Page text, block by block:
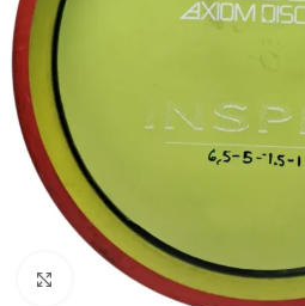
Klikkaa suuremmaksi